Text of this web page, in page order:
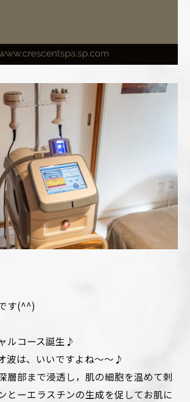
す(^^)
ルコース誕生♪
波は、いいですよね〜〜♪
層部まで浸透し，肌の細胞を温めて刺
とーエラスチンの生成を促してお肌に